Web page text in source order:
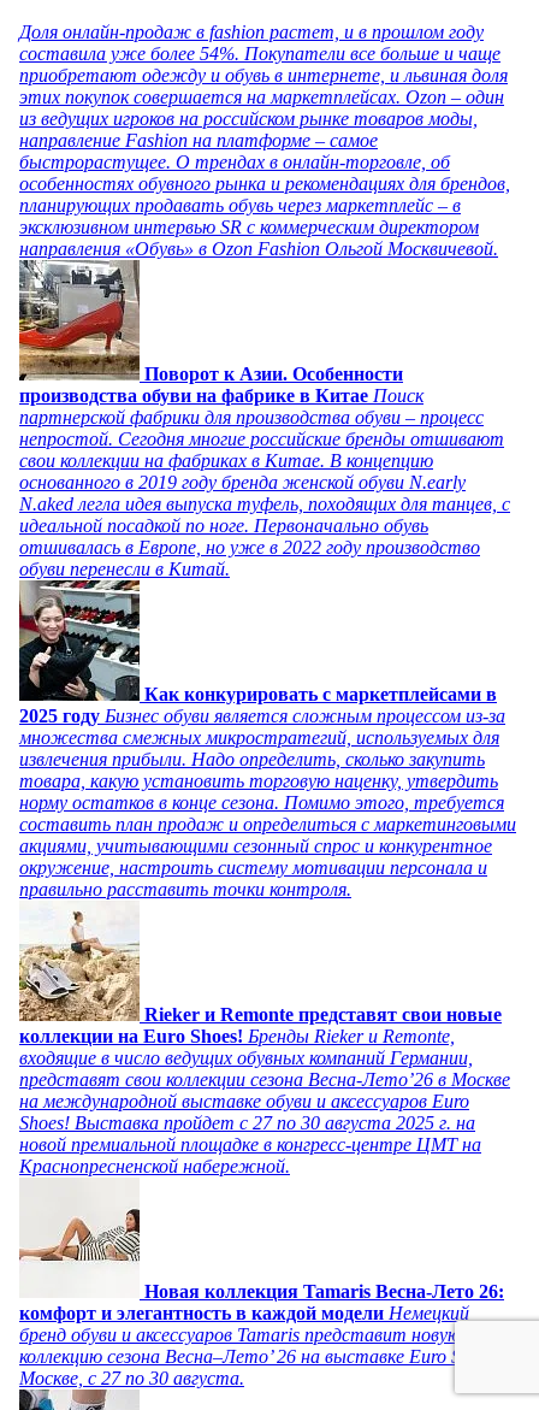
Доля онлайн-продаж в fashion растет, и в прошлом году
составила уже более 54%. Покупатели все больше и чаще
приобретают одежду и обувь в интернете, и львиная доля
этих покупок совершается на маркетплейсах. Ozon – один
из ведущих игроков на российском рынке товаров моды,
направление Fashion на платформе – самое
быстрорастущее. О трендах в онлайн-торговле, об
особенностях обувного рынка и рекомендациях для брендов,
планирующих продавать обувь через маркетплейс – в
эксклюзивном интервью SR с коммерческим директором
направления «Обувь» в Ozon Fashion Ольгой Москвичевой.
Поворот к Азии. Особенности
производства обуви на фабрике в Китае Поиск
партнерской фабрики для производства обуви – процесс
непростой. Сегодня многие российские бренды отшивают
свои коллекции на фабриках в Китае. В концепцию
основанного в 2019 году бренда женской обуви N.early
N.aked легла идея выпуска туфель, походящих для танцев, с
идеальной посадкой по ноге. Первоначально обувь
отшивалась в Европе, но уже в 2022 году производство
обуви перенесли в Китай.
Как конкурировать с маркетплейсами в
2025 году Бизнес обуви является сложным процессом из-за
множества смежных микростратегий, используемых для
извлечения прибыли. Надо определить, сколько закупить
товара, какую установить торговую наценку, утвердить
норму остатков в конце сезона. Помимо этого, требуется
составить план продаж и определиться с маркетинговыми
акциями, учитывающими сезонный спрос и конкурентное
окружение, настроить систему мотивации персонала и
правильно расставить точки контроля.
Rieker и Remonte представят свои новые
коллекции на Euro Shoes! Бренды Rieker и Remonte,
входящие в число ведущих обувных компаний Германии,
представят свои коллекции сезона Весна-Лето’26 в Москве
на международной выставке обуви и аксессуаров Euro
Shoes! Выставка пройдет c 27 по 30 августа 2025 г. на
новой премиальной площадке в конгресс-центре ЦМТ на
Краснопресненской набережной.
Новая коллекция Tamaris Весна-Лето 26:
комфорт и элегантность в каждой модели Немецкий
бренд обуви и аксессуаров Tamaris представит новую
коллекцию сезона Весна–Лето’ 26 на выставке Euro Shoes в
Москве, с 27 по 30 августа.